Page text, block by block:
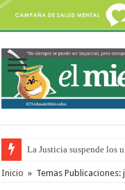
Se presentará la obra
Inicio » Temas Publicaciones: